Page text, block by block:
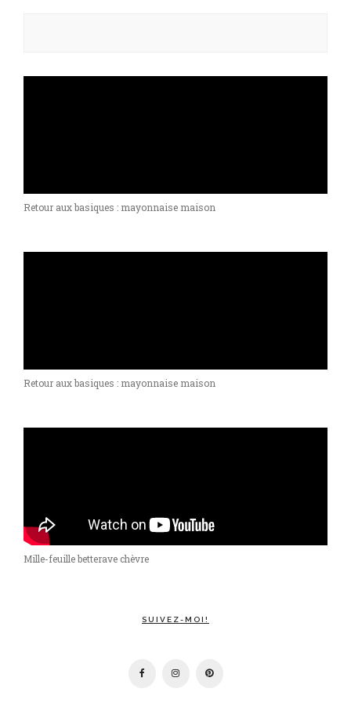
Retour aux basiques : mayonnaise maison
Retour aux basiques : mayonnaise maison
Mille-feuille betterave chèvre
SUIVEZ-MOI!